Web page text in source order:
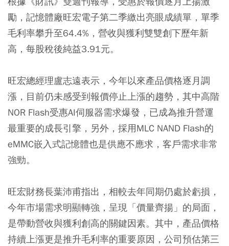
勵，記憶體廠旺宏電子第二季繳出亮眼成績單，單季
毛利率攀升至64.4%，營收與獲利雙雙創下歷年新
高，每股稅後純益3.91元。
旺宏總經理盧志遠表示，今年以來產品價格逐月調
漲，目前仍未感受到報價停止上漲的趨勢，其中高階
NOR Flash受惠AI伺服器需求爆發，已成為推升營運
最重要的成長引擎，另外，採用MLC NAND Flash的
eMMC嵌入式記憶體也是供應不應求，客戶需求非常
強勁。
旺宏財務長葉沛甫指出，相較去年同期仍處於虧損，
今年市場需求明顯轉強，呈現「價量齊揚」的局面，
是帶動營收與獲利創高的關鍵因素。其中，產品價格
持續上漲更是推升毛利率的重要原因，公司預估第三